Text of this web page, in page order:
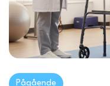
Pågående